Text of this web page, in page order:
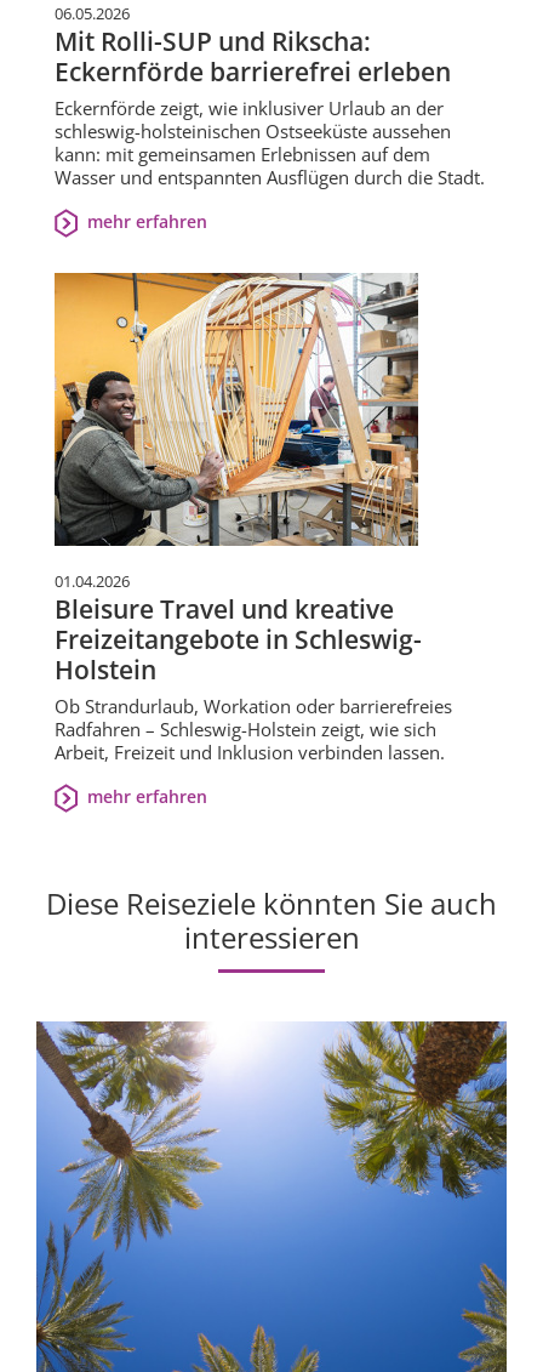
06.05.2026
Mit Rolli-SUP und Rikscha:
Eckernförde barrierefrei erleben
Eckernförde zeigt, wie inklusiver Urlaub an der
schleswig-holsteinischen Ostseeküste aussehen
kann: mit gemeinsamen Erlebnissen auf dem
Wasser und entspannten Ausflügen durch die Stadt.
mehr erfahren
01.04.2026
Bleisure Travel und kreative
Freizeitangebote in Schleswig-
Holstein
Ob Strandurlaub, Workation oder barrierefreies
Radfahren – Schleswig-Holstein zeigt, wie sich
Arbeit, Freizeit und Inklusion verbinden lassen.
mehr erfahren
Diese Reiseziele könnten Sie auch
interessieren